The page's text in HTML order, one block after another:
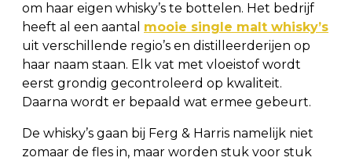
om haar eigen whisky’s te bottelen. Het bedrijf
heeft al een aantal mooie single malt whisky’s
uit verschillende regio’s en distilleerderijen op
haar naam staan. Elk vat met vloeistof wordt
eerst grondig gecontroleerd op kwaliteit.
Daarna wordt er bepaald wat ermee gebeurt.
De whisky’s gaan bij Ferg & Harris namelijk niet
zomaar de fles in, maar worden stuk voor stuk